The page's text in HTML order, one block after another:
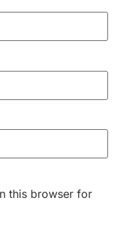
this browser for